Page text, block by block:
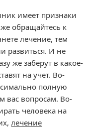
имеет признаки
обращайтесь к
лечение, тем
развиться. И не
же заберут в какое-
на учет. Во-
полную
вас вопросам. Во-
человека на
лечение